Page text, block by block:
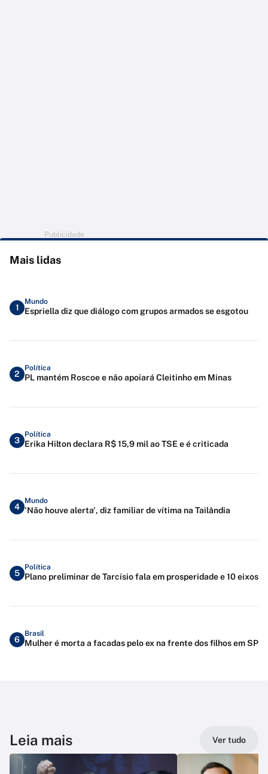
Publicidade
Mais lidas
1
Mundo
Espriella diz que diálogo com grupos armados se esgotou
2
Política
PL mantém Roscoe e não apoiará Cleitinho em Minas
3
Política
Erika Hilton declara R$ 15,9 mil ao TSE e é criticada
4
Mundo
'Não houve alerta', diz familiar de vítima na Tailândia
5
Política
Plano preliminar de Tarcísio fala em prosperidade e 10 eixos
6
Brasil
Mulher é morta a facadas pelo ex na frente dos filhos em SP
Leia mais Ver tudo